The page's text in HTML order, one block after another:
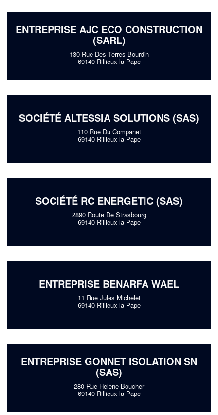
ENTREPRISE AJC ECO CONSTRUCTION
(SARL)
130 Rue Des Terres Bourdin
69140 Rillieux-la-Pape
SOCIÉTÉ ALTESSIA SOLUTIONS (SAS)
110 Rue Du Companet
69140 Rillieux-la-Pape
SOCIÉTÉ RC ENERGETIC (SAS)
2890 Route De Strasbourg
69140 Rillieux-la-Pape
ENTREPRISE BENARFA WAEL
11 Rue Jules Michelet
69140 Rillieux-la-Pape
ENTREPRISE GONNET ISOLATION SN
(SAS)
280 Rue Helene Boucher
69140 Rillieux-la-Pape